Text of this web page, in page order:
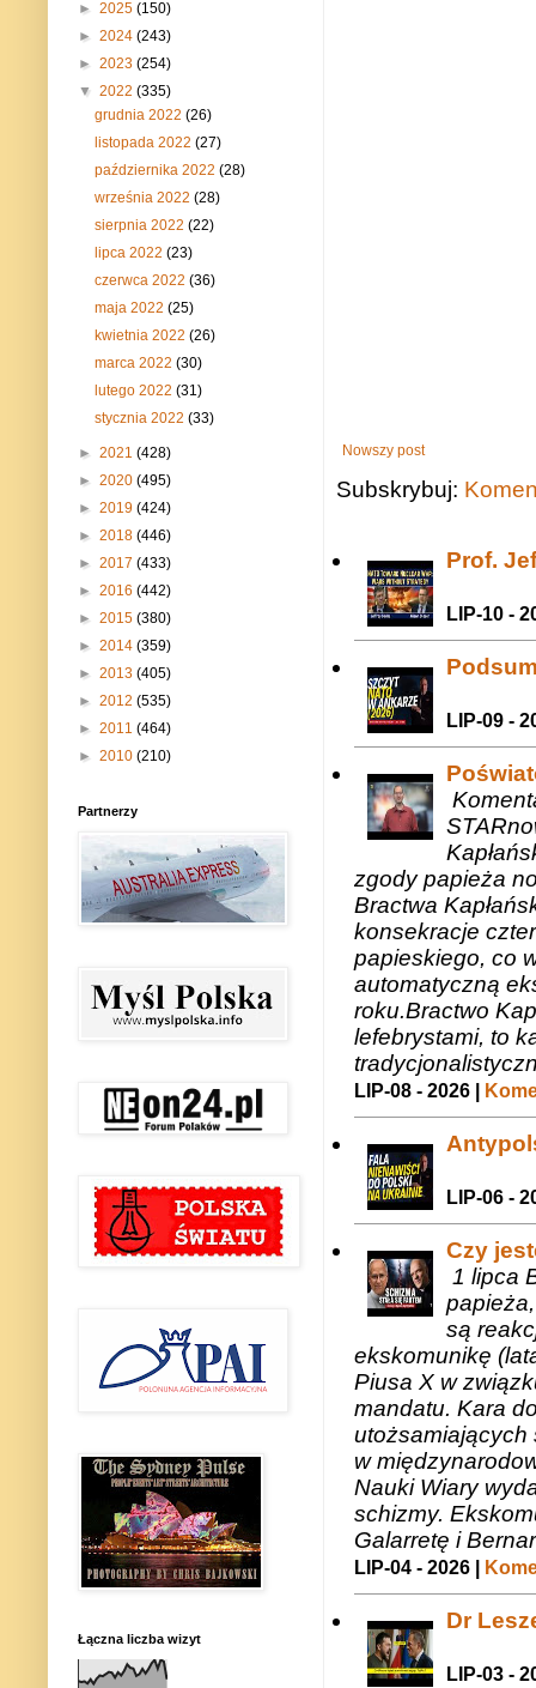
Nowszy post
Subskrybuj:
Prof.
LIP-10 -
LIP-09 -
zgody papieża
Bractwa
konsekracje
papieskiego, co
automatyczną
roku.Bractwo
lefebrystami, to
LIP-08 - 2026 |
LIP-06 -
Czy
1 lipca
są
ekskomunikę
Piusa X w
mandatu. Kara
utożsamiających
w
Nauki Wiary
schizmy.
Galarretę i
LIP-04 - 2026 |
Dr
LIP-03 -
► 2025 (150)
► 2024 (243)
► 2023 (254)
▼ 2022 (335)
grudnia 2022(26)
listopada 2022(27)
października 2022(28)
września 2022(28)
sierpnia 2022(22)
lipca 2022(23)
czerwca 2022(36)
maja 2022(25)
kwietnia 2022(26)
marca 2022(30)
lutego 2022(31)
stycznia 2022(33)
► 2021 (428)
► 2020 (495)
► 2019 (424)
► 2018 (446)
► 2017 (433)
► 2016 (442)
► 2015 (380)
► 2014 (359)
► 2013 (405)
► 2012 (535)
► 2011 (464)
► 2010 (210)
Partnerzy
Łączna liczba wizyt